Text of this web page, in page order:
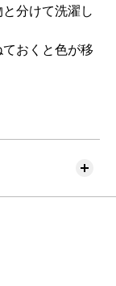
分けて洗濯し
ておくと色が移